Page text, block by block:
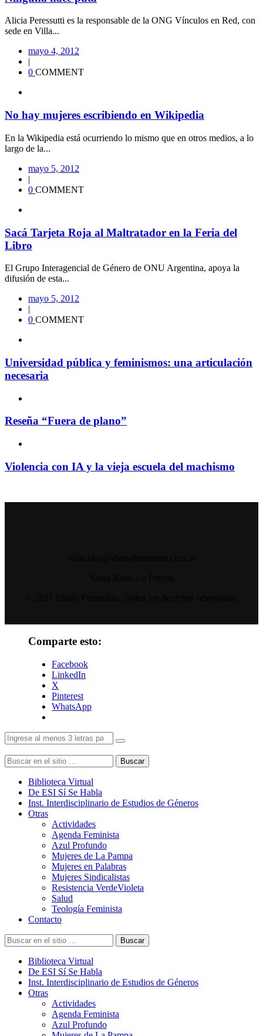
Alicia Peressutti es la responsable de la ONG Vínculos en Red, con
sede en Villa...
mayo 4, 2012
|
0 COMMENT
No hay mujeres escribiendo en Wikipedia
En la Wikipedia está ocurriendo lo mismo que en otros medios, a lo
largo de la...
mayo 5, 2012
|
0 COMMENT
Sacá Tarjeta Roja al Maltratador en la Feria del
Libro
El Grupo Interagencial de Género de ONU Argentina, apoya la
difusión de esta...
mayo 5, 2012
|
0 COMMENT
Universidad pública y feminismos: una articulación
necesaria
Reseña “Fuera de plano”
Violencia con IA y la vieja escuela del machismo
Comparte esto:
Facebook
LinkedIn
X
Pinterest
WhatsApp
Buscar
Biblioteca Virtual
De ESI Sí Se Habla
Inst. Interdisciplinario de Estudios de Géneros
Otras
Actividades
Agenda Feminista
Azul Profundo
Mujeres de La Pampa
Mujeres en Palabras
Mujeres Sindicalistas
Resistencia VerdeVioleta
Salud
Teología Feminista
Contacto
Buscar
Biblioteca Virtual
De ESI Sí Se Habla
Inst. Interdisciplinario de Estudios de Géneros
Otras
Actividades
Agenda Feminista
Azul Profundo